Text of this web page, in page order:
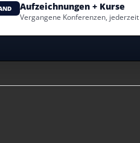
Aufzeichnungen + Kurse
Vergangene Konferenzen,